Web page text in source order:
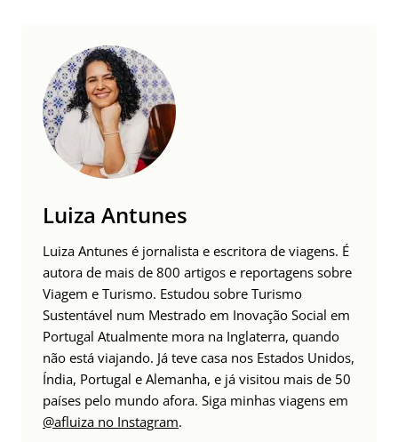
Luiza Antunes
Luiza Antunes é jornalista e escritora de viagens. É
autora de mais de 800 artigos e reportagens sobre
Viagem e Turismo. Estudou sobre Turismo
Sustentável num Mestrado em Inovação Social em
Portugal Atualmente mora na Inglaterra, quando
não está viajando. Já teve casa nos Estados Unidos,
Índia, Portugal e Alemanha, e já visitou mais de 50
países pelo mundo afora. Siga minhas viagens em
@afluiza no Instagram.